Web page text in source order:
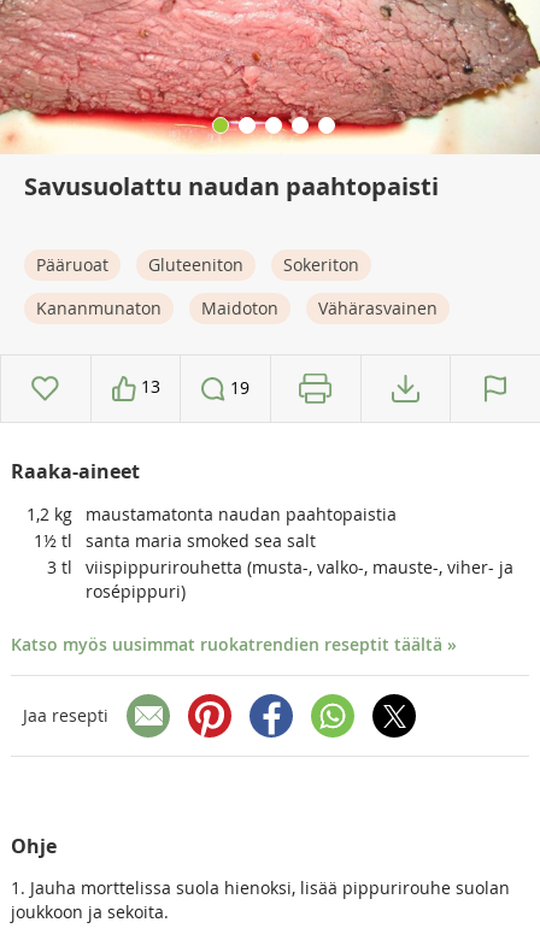
Savusuolattu naudan paahtopaisti
Pääruoat Gluteeniton
Sokeriton
Kananmunaton
Maidoton Vähärasvainen
13 19
Raaka-aineet
1,2 kg
maustamatonta naudan paahtopaistia
1½ tl
santa maria smoked sea salt
3 tl
viispippurirouhetta (musta-, valko-, mauste-, viher- ja
rosépippuri)
Katso myös uusimmat ruokatrendien reseptit täältä »
Jaa resepti
Ohje
1. Jauha morttelissa suola hienoksi, lisää pippurirouhe suolan
joukkoon ja sekoita.